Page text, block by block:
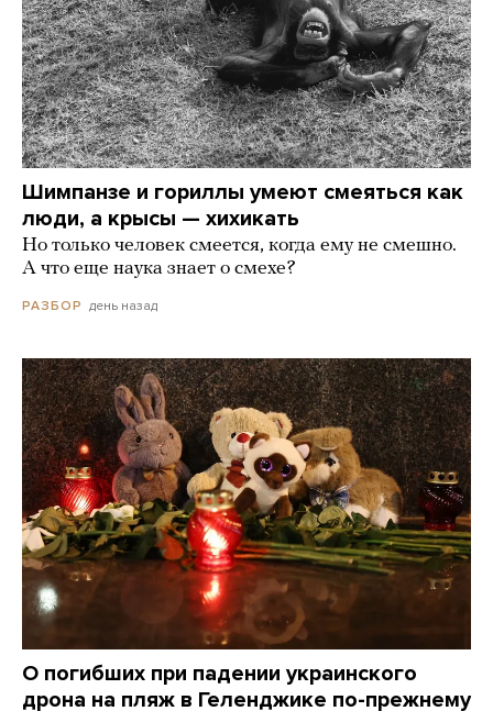
Шимпанзе и гориллы умеют смеяться как
люди, а крысы — хихикать
Но только человек смеется, когда ему не смешно.
А что еще наука знает о смехе?
РАЗБОР день назад
О погибших при падении украинского
дрона на пляж в Геленджике по-прежнему